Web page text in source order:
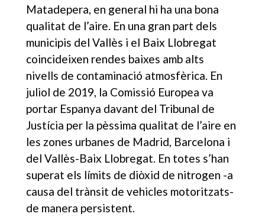
Matadepera, en general hi ha una bona
qualitat de l’aire. En una gran part dels
municipis del Vallès i el Baix Llobregat
coincideixen rendes baixes amb alts
nivells de contaminació atmosfèrica. En
juliol de 2019, la Comissió Europea va
portar Espanya davant del Tribunal de
Justícia per la pèssima qualitat de l’aire en
les zones urbanes de Madrid, Barcelona i
del Vallès-Baix Llobregat. En totes s’han
superat els límits de diòxid de nitrogen -a
causa del trànsit de vehicles motoritzats-
de manera persistent.